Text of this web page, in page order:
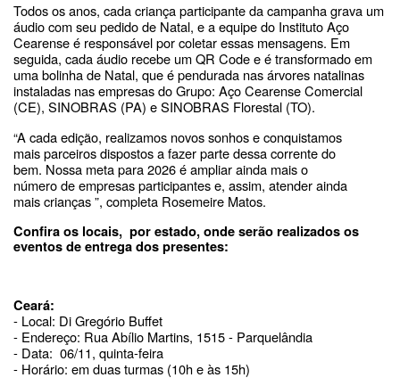
Todos os anos, cada criança participante da campanha grava um
áudio com seu pedido de Natal, e a equipe do Instituto Aço
Cearense é responsável por coletar essas mensagens. Em
seguida, cada áudio recebe um QR Code e é transformado em
uma bolinha de Natal, que é pendurada nas árvores natalinas
instaladas nas empresas do Grupo: Aço Cearense Comercial
(CE), SINOBRAS (PA) e SINOBRAS Florestal (TO).
“A cada edição, realizamos novos sonhos e conquistamos
mais parceiros dispostos a fazer parte dessa corrente do
bem. Nossa meta para 2026 é ampliar ainda mais o
número de empresas participantes e, assim, atender ainda
mais crianças ”, completa Rosemeire Matos.
Confira os locais, por estado, onde serão realizados os
eventos de entrega dos presentes:
Ceará:
- Local: Di Gregório Buffet
- Endereço: Rua Abílio Martins, 1515 - Parquelândia
- Data: 06/11, quinta-feira
- Horário: em duas turmas (10h e às 15h)